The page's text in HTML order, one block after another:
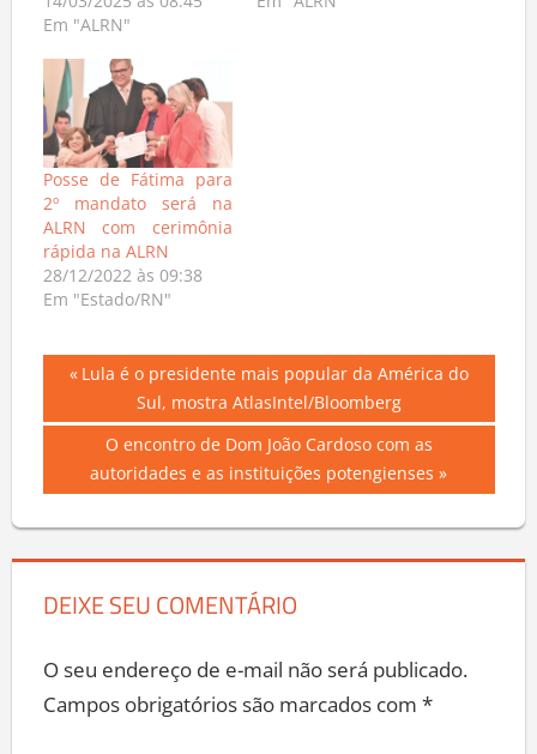
Em "ALRN"
Posse de Fátima para
2º mandato será na
ALRN com cerimônia
rápida na ALRN
28/12/2022 às 09:38
Em "Estado/RN"
Navegação
de
Post
Previous
Lula é o presidente mais popular da América do
Sul, mostra AtlasIntel/Bloomberg
Next
Post:
O encontro de Dom João Cardoso com as
autoridades e as instituições potengienses
DEIXE SEU COMENTÁRIO
O seu endereço de e-mail não será publicado.
Campos obrigatórios são marcados com *